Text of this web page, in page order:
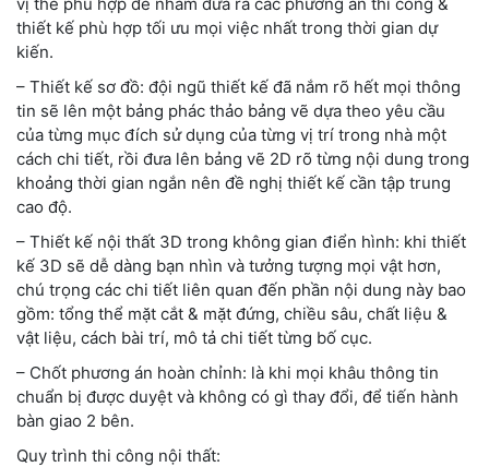
thiết kế phù hợp tối ưu mọi việc nhất trong thời gian dự
kiến.
– Thiết kế sơ đồ: đội ngũ thiết kế đã nắm rõ hết mọi thông
tin sẽ lên một bảng phác thảo bảng vẽ dựa theo yêu cầu
của từng mục đích sử dụng của từng vị trí trong nhà một
cách chi tiết, rồi đưa lên bảng vẽ 2D rõ từng nội dung trong
khoảng thời gian ngắn nên đề nghị thiết kế cần tập trung
cao độ.
– Thiết kế nội thất 3D trong không gian điển hình: khi thiết
kế 3D sẽ dễ dàng bạn nhìn và tưởng tượng mọi vật hơn,
chú trọng các chi tiết liên quan đến phần nội dung này bao
gồm: tổng thể mặt cắt & mặt đứng, chiều sâu, chất liệu &
vật liệu, cách bài trí, mô tả chi tiết từng bố cục.
– Chốt phương án hoàn chỉnh: là khi mọi khâu thông tin
chuẩn bị được duyệt và không có gì thay đổi, để tiến hành
bàn giao 2 bên.
Quy trình thi công nội thất: